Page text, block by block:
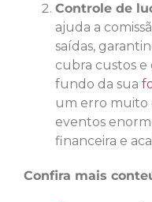
Controle de
ajuda a
saídas,
cubra custos e
fundo da sua
um erro muito
eventos
financeira e
Confira mais